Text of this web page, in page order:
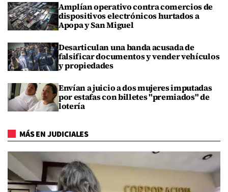
Amplían operativo contra comercios de
dispositivos electrónicos hurtados a
Apopa y San Miguel
Desarticulan una banda acusada de
falsificar documentos y vender vehículos
y propiedades
Envían a juicio a dos mujeres imputadas
por estafas con billetes "premiados" de
lotería
MÁS EN JUDICIALES